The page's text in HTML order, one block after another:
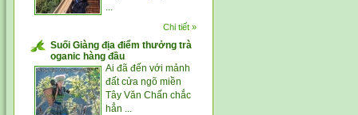
...
Chi tiết »
Suối Giàng địa điểm thưởng trà
oganic hàng đầu
Ai đã đến với mảnh
đất cửa ngõ miền
Tây Văn Chấn chắc
hẳn ...